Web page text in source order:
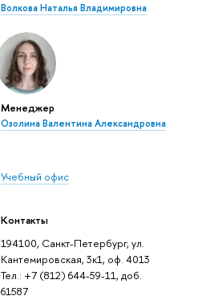
Волкова Наталья Владимировна
Менеджер
Озолина Валентина Александровна
Учебный офис
Контакты
194100, Санкт-Петербург, ул.
Кантемировская, 3к1, оф. 4013
Тел.: +7 (812) 644-59-11, доб.
61587